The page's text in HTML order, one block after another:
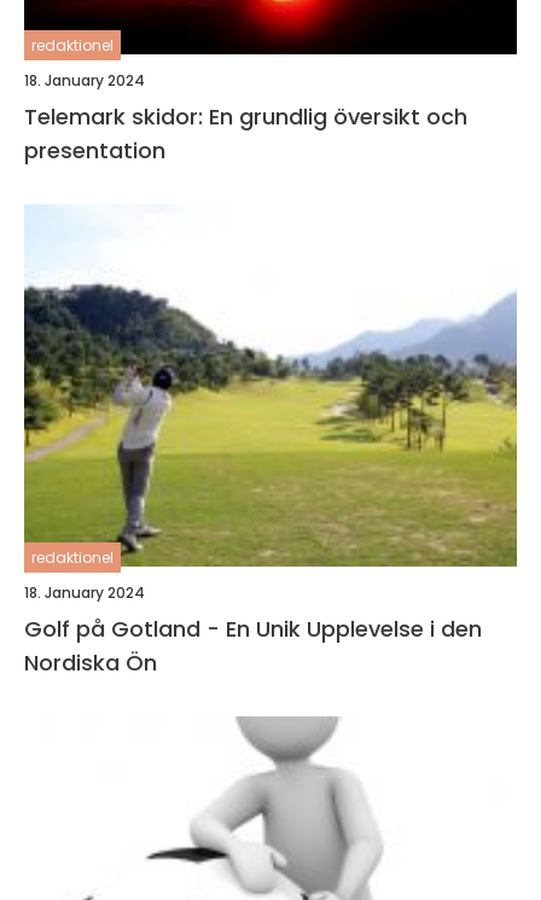
redaktionel
18. January 2024
Telemark skidor: En grundlig översikt och
presentation
redaktionel
18. January 2024
Golf på Gotland - En Unik Upplevelse i den
Nordiska Ön